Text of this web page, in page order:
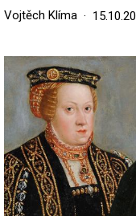
Vojtěch Klíma
Image